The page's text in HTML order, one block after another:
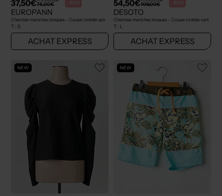
37,50€75,00€ -50%
EUROPANN
Chemise manches longues - Coupe cintrée gris
T : S
ACHAT EXPRESS
54,50€109,00€ -50%
DESOTO
Chemise manches longues - Coupe cintrée vert
T : L
ACHAT EXPRESS
NEW NEW